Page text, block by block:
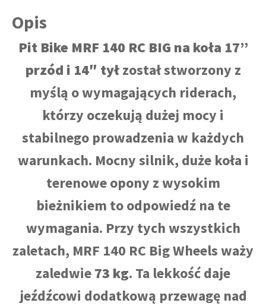
Opis
Pit Bike MRF 140 RC BIG na koła 17”
przód i 14″ tyłzostał stworzony z
myślą o wymagających riderach,
którzy oczekują dużej mocy i
stabilnego prowadzenia w każdych
warunkach. Mocny silnik, duże koła i
terenowe opony z wysokim
bieżnikiem to odpowiedź na te
wymagania. Przy tych wszystkich
zaletach, MRF 140 RC Big Wheels waży
zaledwie73 kg. Ta lekkość daje
jeźdźcowi dodatkową przewagę nad